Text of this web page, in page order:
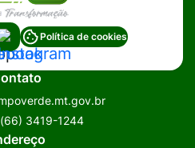
Social
Política de cookies
(66) 3419-1244